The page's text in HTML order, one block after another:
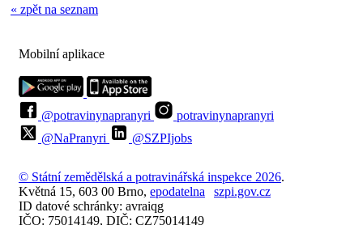
« zpět na seznam
Mobilní aplikace
@potravinynapranyri
potravinynapranyri
@NaPranyri
@SZPIjobs
© Státní zemědělská a potravinářská inspekce 2026.
Květná 15, 603 00 Brno, epodatelna
szpi.gov.cz
ID datové schránky: avraiqg
IČO: 75014149, DIČ: CZ75014149